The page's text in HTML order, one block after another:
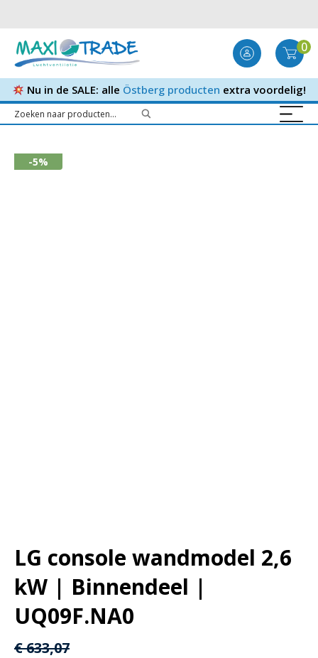
0
Nu in de SALE: alle Östberg producten extra voordelig!
-5%
LG console wandmodel 2,6
kW | Binnendeel |
UQ09F.NA0
Oorspronkelijke
€633,07Huidige